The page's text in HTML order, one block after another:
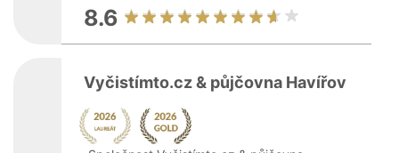
8.6
Vyčistímto.cz & půjčovna Havířov